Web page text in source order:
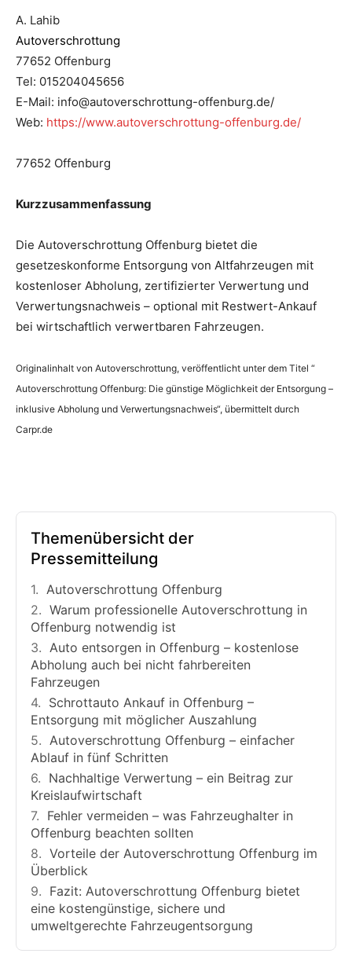
A. Lahib
Autoverschrottung
77652 Offenburg
Tel: 015204045656
E-Mail: info@autoverschrottung-offenburg.de/
Web: https://www.autoverschrottung-offenburg.de/
77652 Offenburg
Kurzzusammenfassung
Die Autoverschrottung Offenburg bietet die
gesetzeskonforme Entsorgung von Altfahrzeugen mit
kostenloser Abholung, zertifizierter Verwertung und
Verwertungsnachweis – optional mit Restwert-Ankauf
bei wirtschaftlich verwertbaren Fahrzeugen.
Originalinhalt von Autoverschrottung, veröffentlicht unter dem Titel “
Autoverschrottung Offenburg: Die günstige Möglichkeit der Entsorgung –
inklusive Abholung und Verwertungsnachweis“, übermittelt durch
Carpr.de
Themenübersicht der
Pressemitteilung
Autoverschrottung Offenburg
Warum professionelle Autoverschrottung in
Offenburg notwendig ist
Auto entsorgen in Offenburg – kostenlose
Abholung auch bei nicht fahrbereiten
Fahrzeugen
Schrottauto Ankauf in Offenburg –
Entsorgung mit möglicher Auszahlung
Autoverschrottung Offenburg – einfacher
Ablauf in fünf Schritten
Nachhaltige Verwertung – ein Beitrag zur
Kreislaufwirtschaft
Fehler vermeiden – was Fahrzeughalter in
Offenburg beachten sollten
Vorteile der Autoverschrottung Offenburg im
Überblick
Fazit: Autoverschrottung Offenburg bietet
eine kostengünstige, sichere und
umweltgerechte Fahrzeugentsorgung